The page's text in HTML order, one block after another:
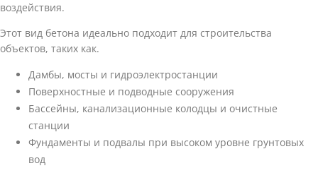
воздействия.
Этот вид бетона идеально подходит для строительства
объектов, таких как.
Дамбы, мосты и гидроэлектростанции
Поверхностные и подводные сооружения
Бассейны, канализационные колодцы и очистные
станции
Фундаменты и подвалы при высоком уровне грунтовых
вод